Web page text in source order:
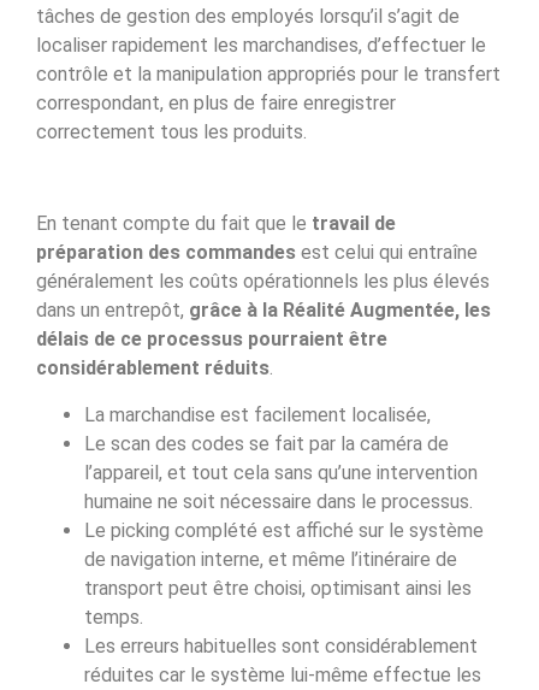
tâches de gestion des employés lorsqu’il s’agit de
localiser rapidement les marchandises, d’effectuer le
contrôle et la manipulation appropriés pour le transfert
correspondant, en plus de faire enregistrer
correctement tous les produits.
En tenant compte du fait que le travail de
préparation des commandes est celui qui entraîne
généralement les coûts opérationnels les plus élevés
dans un entrepôt, grâce à la Réalité Augmentée, les
délais de ce processus pourraient être
considérablement réduits.
La marchandise est facilement localisée,
Le scan des codes se fait par la caméra de
l’appareil, et tout cela sans qu’une intervention
humaine ne soit nécessaire dans le processus.
Le picking complété est affiché sur le système
de navigation interne, et même l’itinéraire de
transport peut être choisi, optimisant ainsi les
temps.
Les erreurs habituelles sont considérablement
réduites car le système lui-même effectue les